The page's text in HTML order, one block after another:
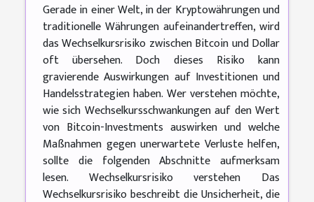
Gerade in einer Welt, in der Kryptowährungen und
traditionelle Währungen aufeinandertreffen, wird
das Wechselkursrisiko zwischen Bitcoin und Dollar
oft übersehen. Doch dieses Risiko kann
gravierende Auswirkungen auf Investitionen und
Handelsstrategien haben. Wer verstehen möchte,
wie sich Wechselkursschwankungen auf den Wert
von Bitcoin-Investments auswirken und welche
Maßnahmen gegen unerwartete Verluste helfen,
sollte die folgenden Abschnitte aufmerksam
lesen. Wechselkursrisiko verstehen Das
Wechselkursrisiko beschreibt die Unsicherheit, die